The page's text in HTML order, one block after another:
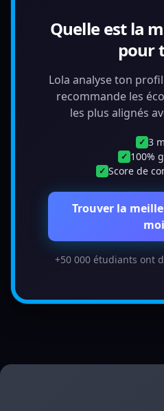
Quelle est la
pour
Lola analyse ton
recommande les
les plus alignés
✓ 3
✓ 100%
✓ Score de
Trouver la
moi
+50 000 étudiants ont